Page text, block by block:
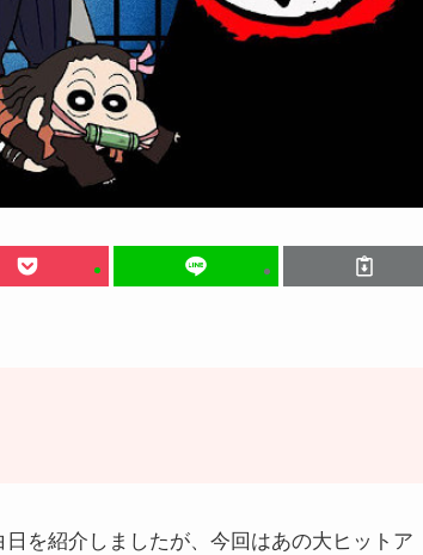
を紹介しましたが、今回はあの大ヒットア